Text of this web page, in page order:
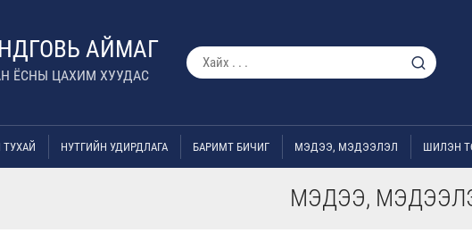
АЙМАГ
ЁСНЫ ЦАХИМ ХУУДАС
НУТГИЙН УДИРДЛАГА БАРИМТ БИЧИГ МЭДЭЭ, МЭДЭЭЛЭЛ ШИЛЭН
МЭДЭЭ,